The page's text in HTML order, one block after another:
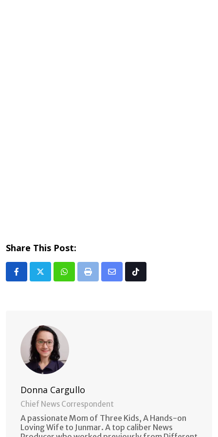
Share This Post:
Whatsapp
Print
Share Tiktok
Donna Cargullo
Chief News Correspondent
A passionate Mom of Three Kids, A Hands-on
Loving Wife to Junmar. A top caliber News